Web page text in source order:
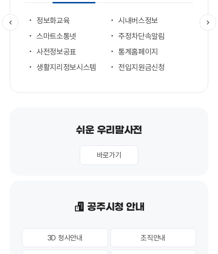
정보화교육
스마트소통넷
사전정보공표
생활지리정보시스템
시내버스정보
주정차단속알림
통계홈페이지
전입지원금신청
휴일
쉬운 우리말사전
바로가기
공주시청 안내
3D 청사안내 조직안내